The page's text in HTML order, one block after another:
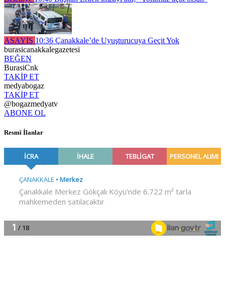
ASAYİŞ 10:36 Çanakkale’de Uyuşturucuya Geçit Yok
burasicanakkalegazetesi
BEĞEN
BurasiCnk
TAKİP ET
medyabogaz
TAKİP ET
@bogazmedyatv
ABONE OL
Resmî İlanlar